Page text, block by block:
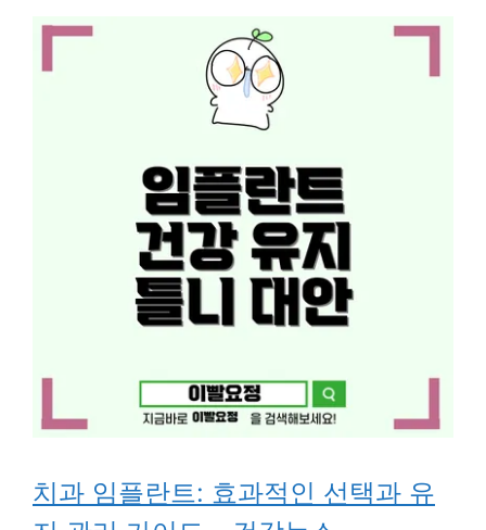
치과 임플란트: 효과적인 선택과 유